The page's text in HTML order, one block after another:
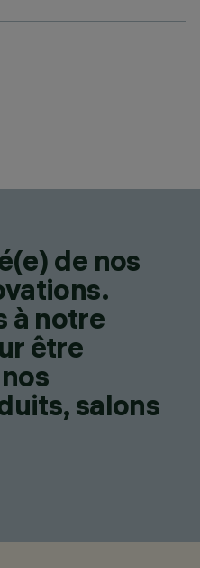
de nos
à notre
être
salons